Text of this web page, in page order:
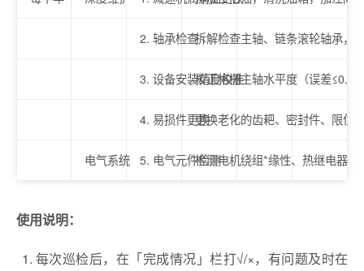
2. 轴承检查拆解检查主轴、链条滚轮轴承，
3. 设备安装精度校准校正格栅主轴水平度（误差
4. 易损件更换更换老化的齿耙、密封件、限位
电气系统 5. 电气元件检测检测电机绕组*缘性、热继电器
使用说明：
每次巡检后，在「完成情况」栏打√/×，有问题及时在